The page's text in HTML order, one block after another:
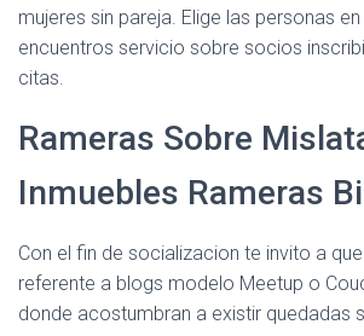
mujeres sin pareja. Elige las personas
encuentros servicio sobre socios
citas.
Rameras Sobre
Inmuebles Rameras
Con el fin de socializacion te invito a
referente a blogs modelo Meetup o
donde acostumbran a existir quedadas